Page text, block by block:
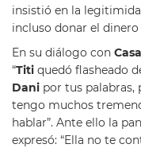
insistió en la
incluso donar el dinero
En su diálogo con
“Titi quedó flasheado
Dani por tus palabras,
tengo muchos
hablar”. Ante ello la
expresó: “Ella no te